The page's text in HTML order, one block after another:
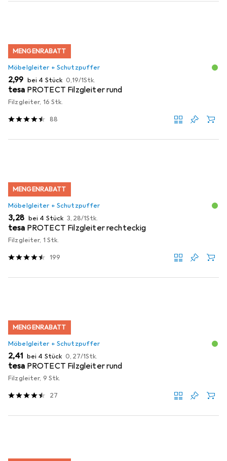
MENGENRABATT
Möbelgleiter + Schutzpuffer
EUR
2,99 bei 4 Stück EUR
0,19/1Stk.
tesa PROTECT Filzgleiter rund
Filzgleiter, 16 Stk.
88
MENGENRABATT
Möbelgleiter + Schutzpuffer
EUR
3,28 bei 4 Stück EUR
3,28/1Stk.
tesa PROTECT Filzgleiter rechteckig
Filzgleiter, 1 Stk.
199
MENGENRABATT
Möbelgleiter + Schutzpuffer
EUR
2,41 bei 4 Stück EUR
0,27/1Stk.
tesa PROTECT Filzgleiter rund
Filzgleiter, 9 Stk.
27